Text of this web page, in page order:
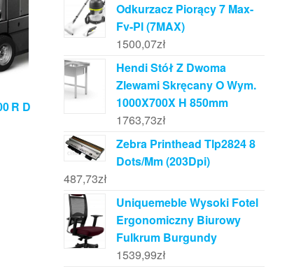
R D
Odkurzacz Piorący 7 Max-
Fv-Pl (7MAX)
1500,07zł
Hendi Stół Z Dwoma
Zlewami Skręcany O Wym.
1000X700X H 850mm
1763,73zł
Zebra Printhead Tlp2824 8
Dots/Mm (203Dpi)
487,73zł
Uniquemeble Wysoki Fotel
Ergonomiczny Biurowy
Fulkrum Burgundy
1539,99zł